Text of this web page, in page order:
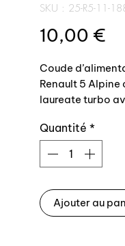
SKU : 25-R5-11-
10,00 €
Coude
Renault 5
laureate turbo
Entre tube
remonte sur le
Livrée avec
Quantité *
Ajouter au